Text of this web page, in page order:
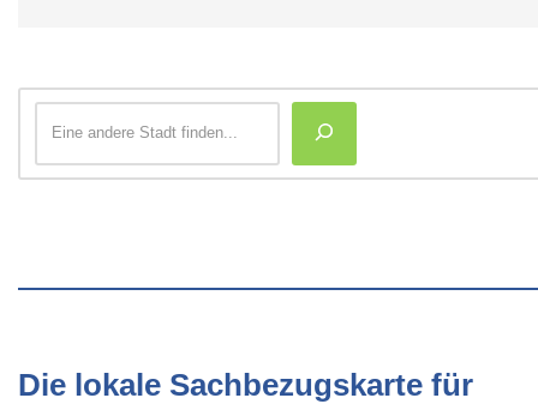
Die lokale Sachbezugskarte für